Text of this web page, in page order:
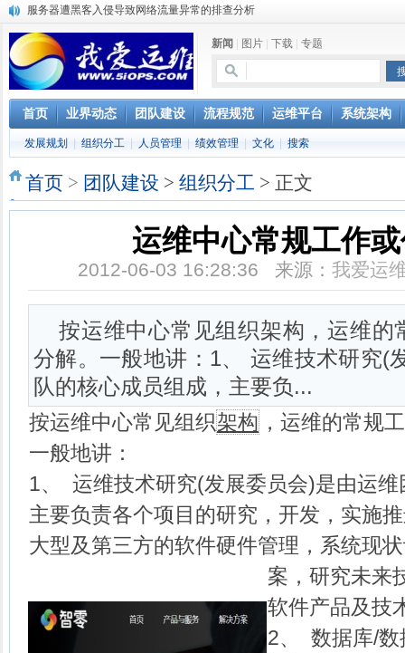
服务器遭黑客入侵导致网络流量异常的排查分析
Percona Playback 0.3 development release
使用jmx client监控activemq
Hive查询OOM分析
浅解Facebook的服务器架构
一淘网后面的技术与架构
实现多个无线AP桥接，扩大家庭WIFI覆盖
云计算平台管理的三大利器Nagios、Ganglia和Splunk
新闻 图片 下载 专题
首页 业界动态 团队建设 流程规范 运维平台 系统架构
发展规划 组织分工 人员管理 绩效管理 文化 搜索
首页 > 团队建设 > 组织分工 > 正文
运维中心常规工作
2012-06-03 16:28:36 来源： 我爱运
按运维中心常见组织架构，运维的
分解。一般地讲：1、 运维技术研究(
队的核心成员组成，主要负...
按运维中心常见组织架构 ，运维的常规
一般地讲：
1、 运维技术研究(发展委员会)是由运
主要负责各个项目的研究，开发，实施
大型及第三方的软件硬件管理，系统现
案，研究未来
软件产品及技
2、 数据库/数